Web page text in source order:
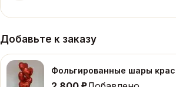
Добавьте к заказу
Фольгированные шары